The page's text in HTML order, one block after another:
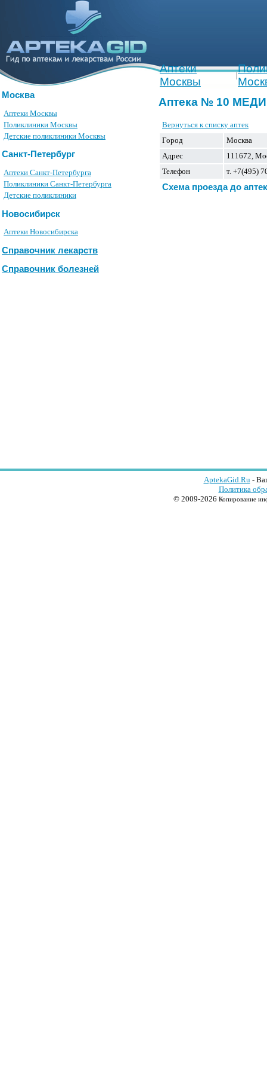
Аптеки
Москвы
|
Москва
Аптеки Москвы
Поликлиники Москвы
Детские поликлиники Москвы
Санкт-Петербург
Аптеки Санкт-Петербурга
Поликлиники Санкт-Петербурга
Детские поликлиники
Новосибирск
Аптеки Новосибирска
Справочник лекарств
Справочник болезней
Аптека № 10
Вернуться к списку аптек
Город
Москва
Адрес
111672,
Телефон
т. +7(495)
Схема проезда до
AptekaGid.Ru-
Политика
© 2009-2026 Копирование